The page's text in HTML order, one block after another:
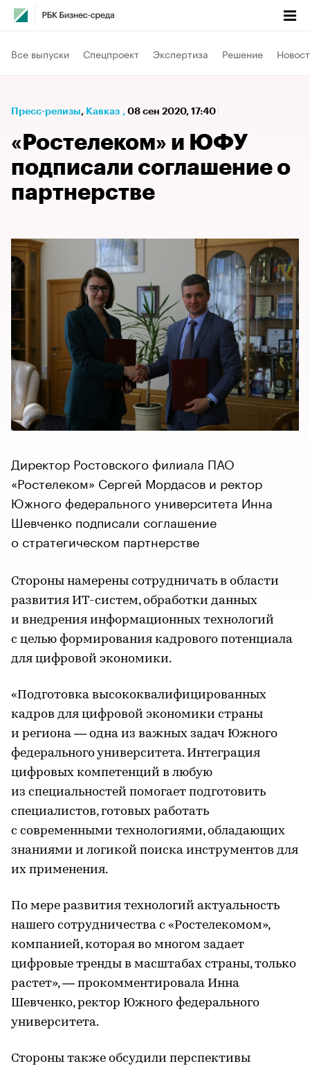
Все выпуски Спецпроект Экспертиза Решение
Пресс-релизы⁠, Кавказ , 08 сен 2020, 17:40
«Ростелеком» и ЮФУ
подписали соглашение о
партнерстве
Директор Ростовского филиала ПАО
«Ростелеком» Сергей Мордасов и ректор
Южного федерального университета Инна
Шевченко подписали соглашение
о стратегическом партнерстве
Стороны намерены сотрудничать в области
развития ИТ-систем, обработки данных
и внедрения информационных технологий
с целью формирования кадрового потенциала
для цифровой экономики.
«Подготовка высококвалифицированных
кадров для цифровой экономики страны
и региона — одна из важных задач Южного
федерального университета. Интеграция
цифровых компетенций в любую
из специальностей помогает подготовить
специалистов, готовых работать
с современными технологиями, обладающих
знаниями и логикой поиска инструментов для
их применения.
По мере развития технологий актуальность
нашего сотрудничества с «Ростелекомом»,
компанией, которая во многом задает
цифровые тренды в масштабах страны, только
растет», — прокомментировала Инна
Шевченко, ректор Южного федерального
университета.
Стороны также обсудили перспективы